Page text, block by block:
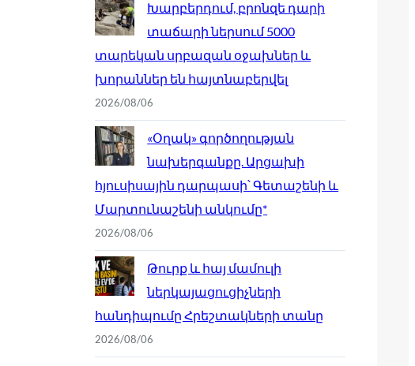
Խարբերդում, բրոնզե դարի
տաճարի ներսում 5000
տարեկան սրբազան օջախներ և
խորաններ են հայտնաբերվել
2026/08/06
«Օղակ» գործողության
նախերգանքը. Արցախի
հյուսիսային դարպասի՝ Գետաշենի և
Մարտունաշենի անկումը*
2026/08/06
Թուրք և հայ մամուլի
ներկայացուցիչների
հանդիպումը Հրեշտակների տանը
2026/08/06